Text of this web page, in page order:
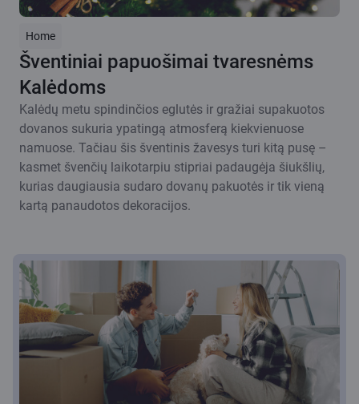
Home
Šventiniai papuošimai tvaresnėms
Kalėdoms
Kalėdų metu spindinčios eglutės ir gražiai supakuotos
dovanos sukuria ypatingą atmosferą kiekvienuose
namuose. Tačiau šis šventinis žavesys turi kitą pusę –
kasmet švenčių laikotarpiu stipriai padaugėja šiukšlių,
kurias daugiausia sudaro dovanų pakuotės ir tik vieną
kartą panaudotos dekoracijos.